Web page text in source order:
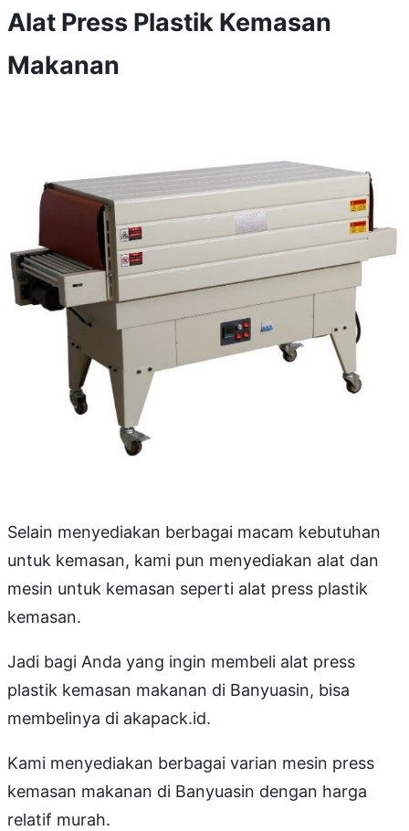
Alat Press Plastik Kemasan
Makanan
Selain menyediakan berbagai macam kebutuhan
untuk kemasan, kami pun menyediakan alat dan
mesin untuk kemasan seperti alat press plastik
kemasan.
Jadi bagi Anda yang ingin membeli alat press
plastik kemasan makanan di Banyuasin, bisa
membelinya di akapack.id.
Kami menyediakan berbagai varian mesin press
kemasan makanan di Banyuasin dengan harga
relatif murah.